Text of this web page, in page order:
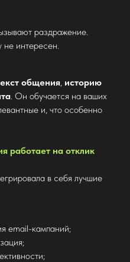
раздражение.
интересен.
общения, историю
. Он обучается на ваших
и, что особенно
работает на отклик
в себя лучшие
email-кампаний;